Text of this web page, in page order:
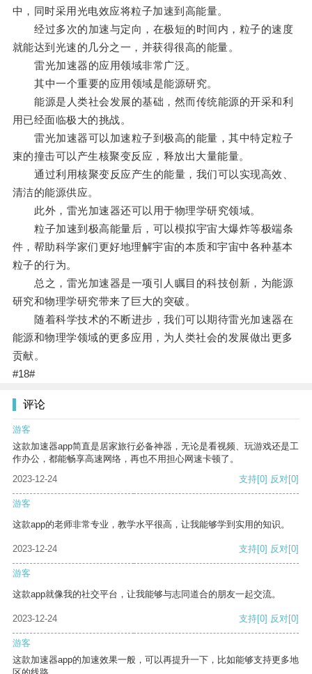
中，同时采用光电效应将粒子加速到高能量。
经过多次的加速与定向，在极短的时间内，粒子的速度
就能达到光速的几分之一，并获得很高的能量。
雷光加速器的应用领域非常广泛。
其中一个重要的应用领域是能源研究。
能源是人类社会发展的基础，然而传统能源的开采和利
用已经面临极大的挑战。
雷光加速器可以加速粒子到极高的能量，其中特定粒子
束的撞击可以产生核聚变反应，释放出大量能量。
通过利用核聚变反应产生的能量，我们可以实现高效、
清洁的能源供应。
此外，雷光加速器还可以用于物理学研究领域。
粒子加速到极高能量后，可以模拟宇宙大爆炸等极端条
件，帮助科学家们更好地理解宇宙的本质和宇宙中各种基本
粒子的行为。
总之，雷光加速器是一项引人瞩目的科技创新，为能源
研究和物理学研究带来了巨大的突破。
随着科学技术的不断进步，我们可以期待雷光加速器在
能源和物理学领域的更多应用，为人类社会的发展做出更多
贡献。
#18#
评论
游客
这款加速器app简直是居家旅行必备神器，无论是看视频、玩游戏还是工
作办公，都能畅享高速网络，再也不用担心网速卡顿了。
2023-12-24
支持[0] 反对[0]
游客
这款app的老师非常专业，教学水平很高，让我能够学到实用的知识。
2023-12-24 支持[0] 反对[0]
游客
这款app就像我的社交平台，让我能够与志同道合的朋友一起交流。
2023-12-24 支持[0] 反对[0]
游客
这款加速器app的加速效果一般，可以再提升一下，比如能够支持更多地